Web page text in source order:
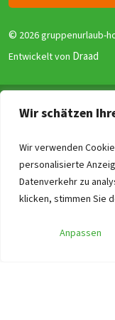
Wir schätzen
Wir verwenden
personalisierte
Datenverkehr zu
klicken, stimmen Sie
Anpassen
© 2026 gruppenurlaub-
Entwickelt von Draad
Garantie für
Disclaimer
Reviewrichtlinien